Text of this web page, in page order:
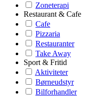
Zoneterapi
Restaurant & Cafe
Cafe
Pizzaria
Restauranter
Take Away
Sport & Fritid
Aktiviteter
Børneudstyr
Bilforhandler